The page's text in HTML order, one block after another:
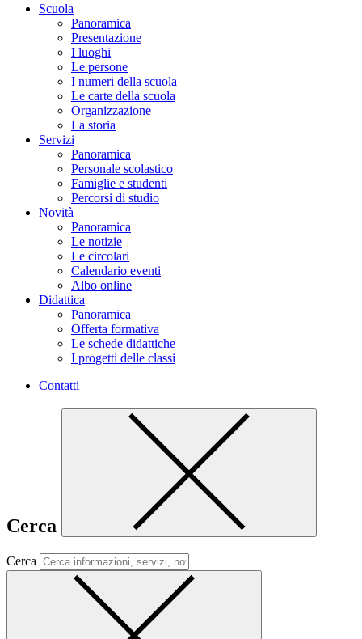
Scuola
Panoramica
Presentazione
I luoghi
Le persone
I numeri della scuola
Le carte della scuola
Organizzazione
La storia
Servizi
Panoramica
Personale scolastico
Famiglie e studenti
Percorsi di studio
Novità
Panoramica
Le notizie
Le circolari
Calendario eventi
Albo online
Didattica
Panoramica
Offerta formativa
Le schede didattiche
I progetti delle classi
Contatti
Cerca
Cerca